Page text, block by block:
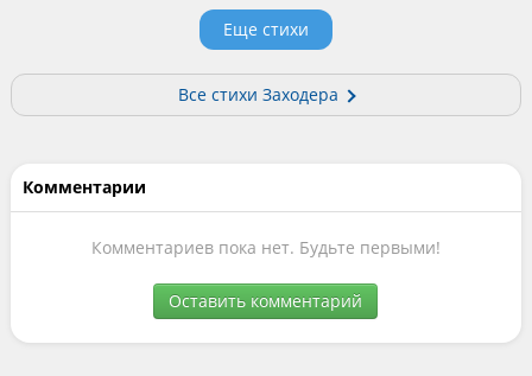
Еще стихи
Все стихи Заходера
Комментарии
Комментариев пока нет. Будьте первыми!
Оставить комментарий